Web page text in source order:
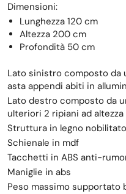
Dimensioni:
Lunghezza 120 cm
Altezza 200 cm
Profondità 50 cm
Lato sinistro composto da
asta appendi abiti in
Lato destro composto da
ulteriori 2 ripiani ad altezza
Struttura in legno
Schienale in mdf
Tacchetti in ABS anti-
Maniglie in abs
Peso massimo supportato